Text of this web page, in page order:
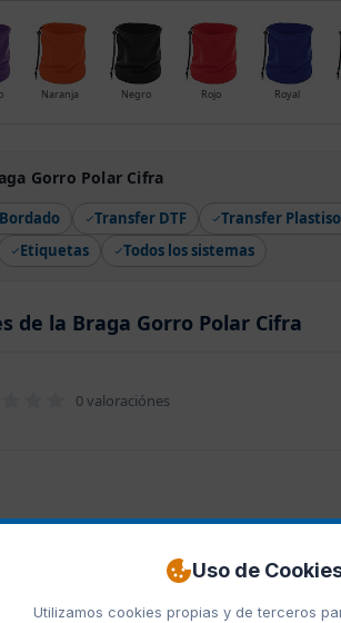
Uso de
Utilizamos cookies propias y de terceros
Naranja Negro Rojo Royal
Gorro Polar Cifra
Bordado Transfer DTF Transfer
Etiquetas Todos los sistemas
de la Braga Gorro Polar Cifra
0 valoraciónes